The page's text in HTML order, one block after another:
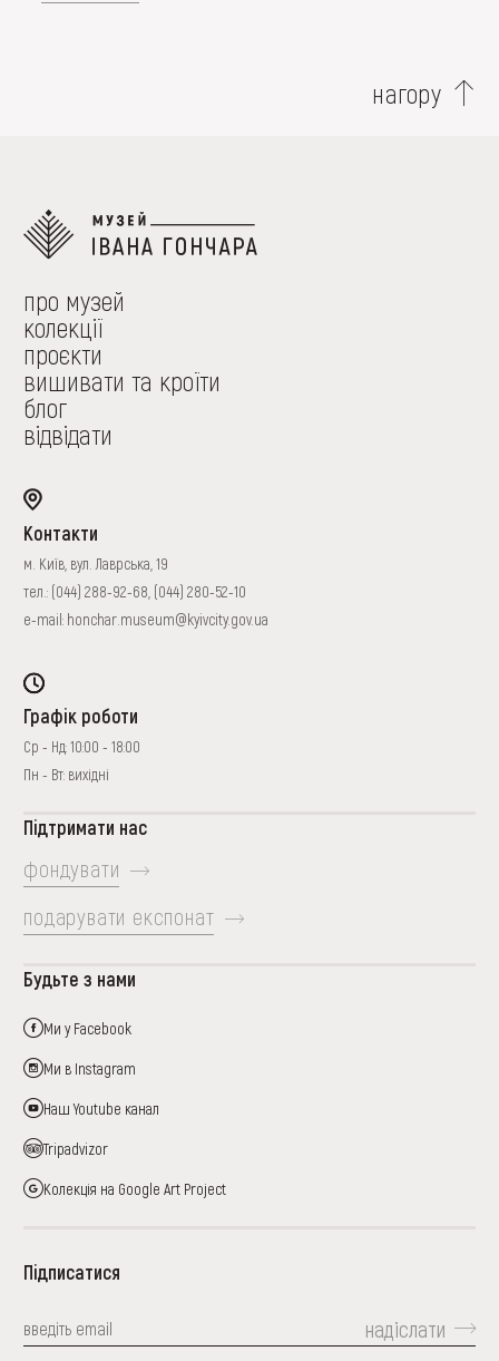
нагору
про музей
колекції
проєкти
вишивати та кроїти
блог
відвідати
Контакти
м. Київ, вул. Лаврська, 19
тел.: (044) 288-92-68 (044) 280-52-10
e-mail: honchar.museum@kyivcity.gov.ua
Графік роботи
Ср - Нд: 10:00 - 18:00
Пн - Вт: вихідні
Підтримати нас
фондувати
подарувати експонат
Будьте з нами
Ми у Facebook
Ми в Instagram
Наш Youtube канал
Tripadvizor
Колекція на Google Art Project
Підписатися
надіслати